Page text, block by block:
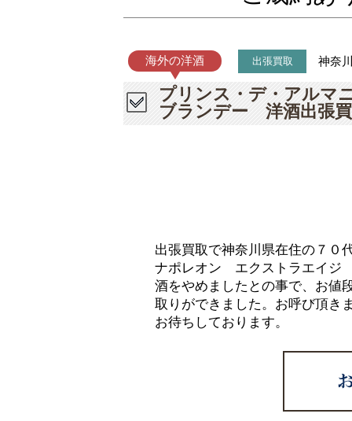
海外の洋酒 出張買取 神奈
プリンス・デ・アル
ブランデー 洋酒出張
出張買取で神奈川県在住の７
ナポレオン エクストラエイジ
酒をやめましたとの事で、お値
取りができました。お呼び頂き
お待ちしております。